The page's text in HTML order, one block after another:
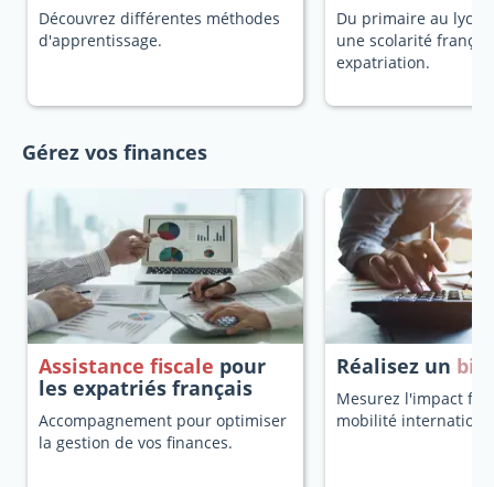
Découvrez différentes méthodes
d'apprentissage.
Du primaire au
une scolarité
expatriation.
Gérez vos finances
Assistance fiscale pour
les expatriés français
Accompagnement pour optimiser
la gestion de vos finances.
Réalisez un
Mesurez l'impact
mobilité